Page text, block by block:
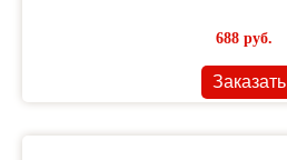
688 руб.
Заказать